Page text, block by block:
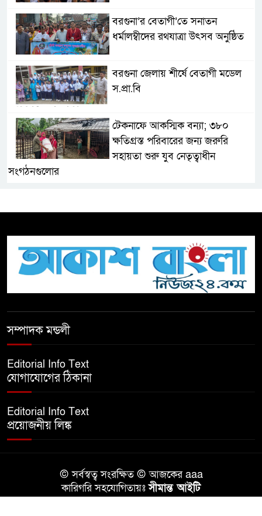
বরগুনা’র বেতাগী’তে সনাতন
ধর্মালম্বীদের রথযাত্রা উৎসব অনুষ্ঠিত
বরগুনা জেলায় শীর্ষে বেতাগী মডেল
স.প্রা.বি
টেকনাফে আকস্মিক বন্যা; ৩৮০
ক্ষতিগ্রস্ত পরিবারের জন্য জরুরি
সহায়তা শুরু যুব নেতৃত্বাধীন
সংগঠনগুলোর
টিকটকে অশালীন কনটেন্ট ও অনলাইন
হয়রানির অভিযোগে ব্রাহ্মণবাড়িয়ায়
বেতাগীতে ঈদুল আজহা উপলক্ষে
বিনামূল্যে বীজ ও রাসায়নিক সার
বিতরণ কর্মসূচির উদ্বোধন
সম্পাদক মন্ডলী
Editorial Info Text
যোগাযোগের ঠিকানা
Editorial Info Text
প্রয়োজনীয় লিঙ্ক
© সর্বস্বত্ব সংরক্ষিত © আজকের aaa
কারিগরি সহযোগিতায়ঃসীমান্ত আইটি